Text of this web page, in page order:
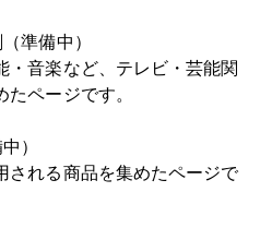
準備中）
・音楽など、テレビ・芸能関
ページです。
）
される商品を集めたページで